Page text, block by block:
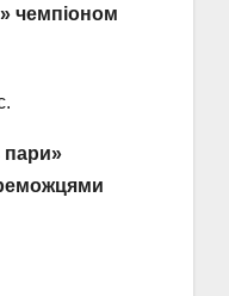
чемпіоном
пари»